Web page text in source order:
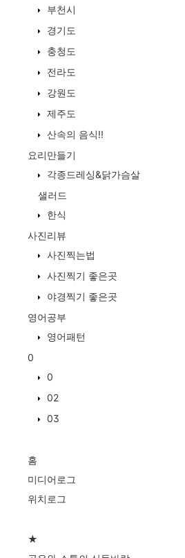
부천시
경기도
충청도
전라도
강원도
제주도
산속의 음식!!
요리만들기
각종드레싱&닭가슴살
샐러드
한식
사진리뷰
사진찍는법
사진찍기 좋은곳
야경찍기 좋은곳
영어공부
영어패턴
0
0
02
03
홈
미디어로그
위치로그
★